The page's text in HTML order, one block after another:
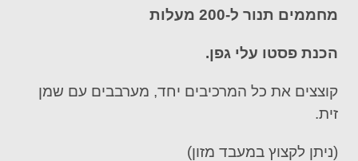
מחממים תנור ל-200 מעלות
הכנת פסטו עלי גפן.
קוצצים את כל המרכיבים יחד, מערבבים עם שמן
זית.
(ניתן לקצוץ במעבד מזון)